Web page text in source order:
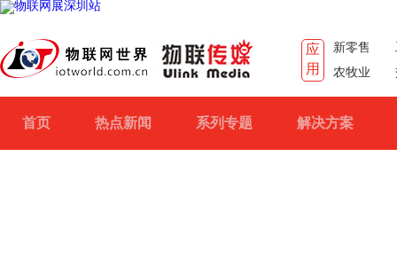
应
用
新零售
农牧业
首页 热点新闻 系列专题 解决方案